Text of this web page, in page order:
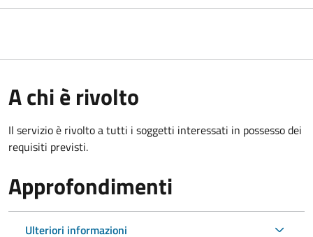
A chi è rivolto
Il servizio è rivolto a tutti i soggetti interessati in possesso dei
requisiti previsti.
Approfondimenti
Ulteriori informazioni